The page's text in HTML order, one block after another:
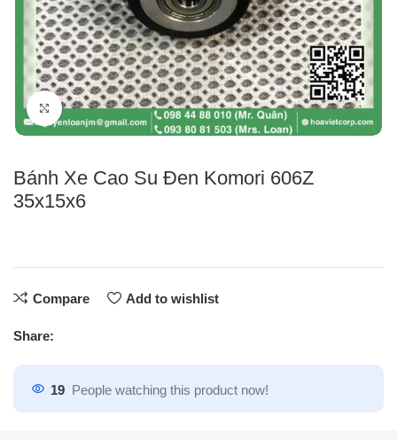
Click to enlarge
Bánh Xe Cao Su Đen Komori 606Z
35x15x6
Compare Add to wishlist
Share:
19 People watching this product now!